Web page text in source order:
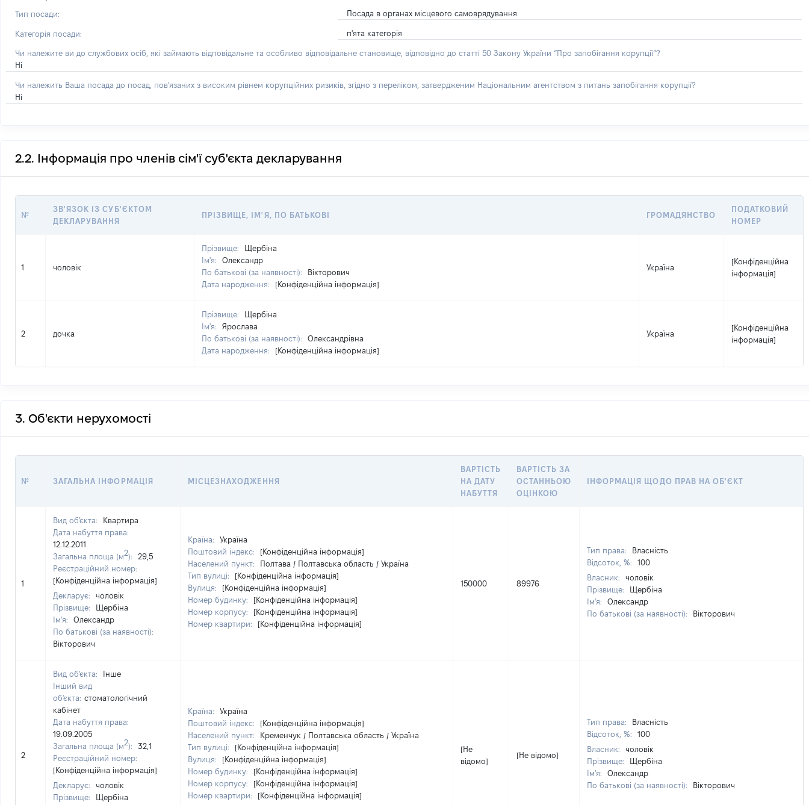
Тип посади: Посада в органах місцевого самоврядування
Категорія посади: п'ята категорія
Чи належите ви до службових осіб, які займають відповідальне та особливо відповідальне становище, відповідно до статті 50 Закону України “Про запобігання корупції”?
Ні
Чи належить Ваша посада до посад, пов'язаних з високим рівнем корупційних ризиків, згідно з переліком, затвердженим Національним агентством з питань запобігання корупції?
Ні
2.2. Інформація про членів сім'ї суб'єкта декларування
№
ЗВ'ЯЗОК ІЗ СУБ'ЄКТОМ
ДЕКЛАРУВАННЯ
ПРІЗВИЩЕ, ІМ'Я, ПО БАТЬКОВІ ГРОМАДЯНСТВО
ПОДАТКОВИЙ
НОМЕР
1 чоловік
Прізвище:
Щербіна
Ім'я:
Олександр
По батькові (за наявності):
Вікторович
Дата народження:
[Конфіденційна інформація]
Україна
[Конфіденційна
інформація]
2 дочка
Прізвище:
Щербіна
Ім'я:
Ярослава
По батькові (за наявності):
Олександрівна
Дата народження:
[Конфіденційна інформація]
Україна
[Конфіденційна
інформація]
3. Об'єкти нерухомості
№ ЗАГАЛЬНА ІНФОРМАЦІЯ МІСЦЕЗНАХОДЖЕННЯ
ВАРТІСТЬ
НА ДАТУ
НАБУТТЯ
ВАРТІСТЬ ЗА
ОСТАННЬОЮ
ОЦІНКОЮ
ІНФОРМАЦІЯ ЩОДО ПРАВ НА ОБ'ЄКТ
1
Вид об'єкта:
Квартира
Дата набуття права:
12.12.2011
Загальна площа (м2):
29,5
Реєстраційний номер:
[Конфіденційна інформація]
Декларує:
чоловік
Прізвище:
Щербіна
Ім'я:
Олександр
По батькові (за наявності):
Вікторович
Країна:
Україна
Поштовий індекс:
[Конфіденційна інформація]
Населений пункт:
Полтава / Полтавська область / Україна
Тип вулиці:
[Конфіденційна інформація]
Вулиця:
[Конфіденційна інформація]
Номер будинку:
[Конфіденційна інформація]
Номер корпусу:
[Конфіденційна інформація]
Номер квартири:
[Конфіденційна інформація]
150000 89976
Тип права:
Власність
Відсоток, %:
100
Власник:
чоловік
Прізвище:
Щербіна
Ім'я:
Олександр
По батькові (за наявності):
Вікторович
2
Вид об'єкта:
Інше
Інший вид
об'єкта: стоматологічний
кабінет
Дата набуття права:
19.09.2005
Загальна площа (м2):
32,1
Реєстраційний номер:
[Конфіденційна інформація]
Декларує:
чоловік
Прізвище:
Щербіна
Країна:
Україна
Поштовий індекс:
[Конфіденційна інформація]
Населений пункт:
Кременчук / Полтавська область / Україна
Тип вулиці:
[Конфіденційна інформація]
Вулиця:
[Конфіденційна інформація]
Номер будинку:
[Конфіденційна інформація]
Номер корпусу:
[Конфіденційна інформація]
Номер квартири:
[Конфіденційна інформація]
[Не
відомо]
[Не відомо]
Тип права:
Власність
Відсоток, %:
100
Власник:
чоловік
Прізвище:
Щербіна
Ім'я:
Олександр
По батькові (за наявності):
Вікторович